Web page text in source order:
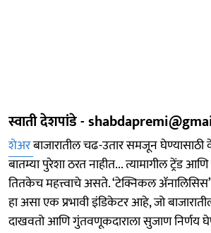
स्वाती देशपांडे -
शेअरबाजारातील चढ-उतार समजून
बातम्या पुरेशा ठरत नाहीत... त्यामागील ट्रेंड
तितकेच महत्त्वाचे असते. ‘टेक्निकल
हा असा एक प्रभावी इंडिकेटर आहे, जो
दाखवतो आणि गुंतवणूकदाराला सुजाण निर्णय